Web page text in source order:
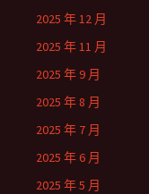
2025 年 12 月
2025 年 11 月
2025 年 9 月
2025 年 8 月
2025 年 7 月
2025 年 6 月
2025 年 5 月